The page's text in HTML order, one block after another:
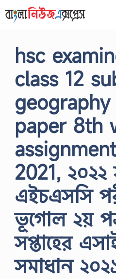
to
hsc
class 12
paper 8th
2021, ২০২২
এইচএসসি
ভূগোল ২য়
সপ্তাহের
সমাধান